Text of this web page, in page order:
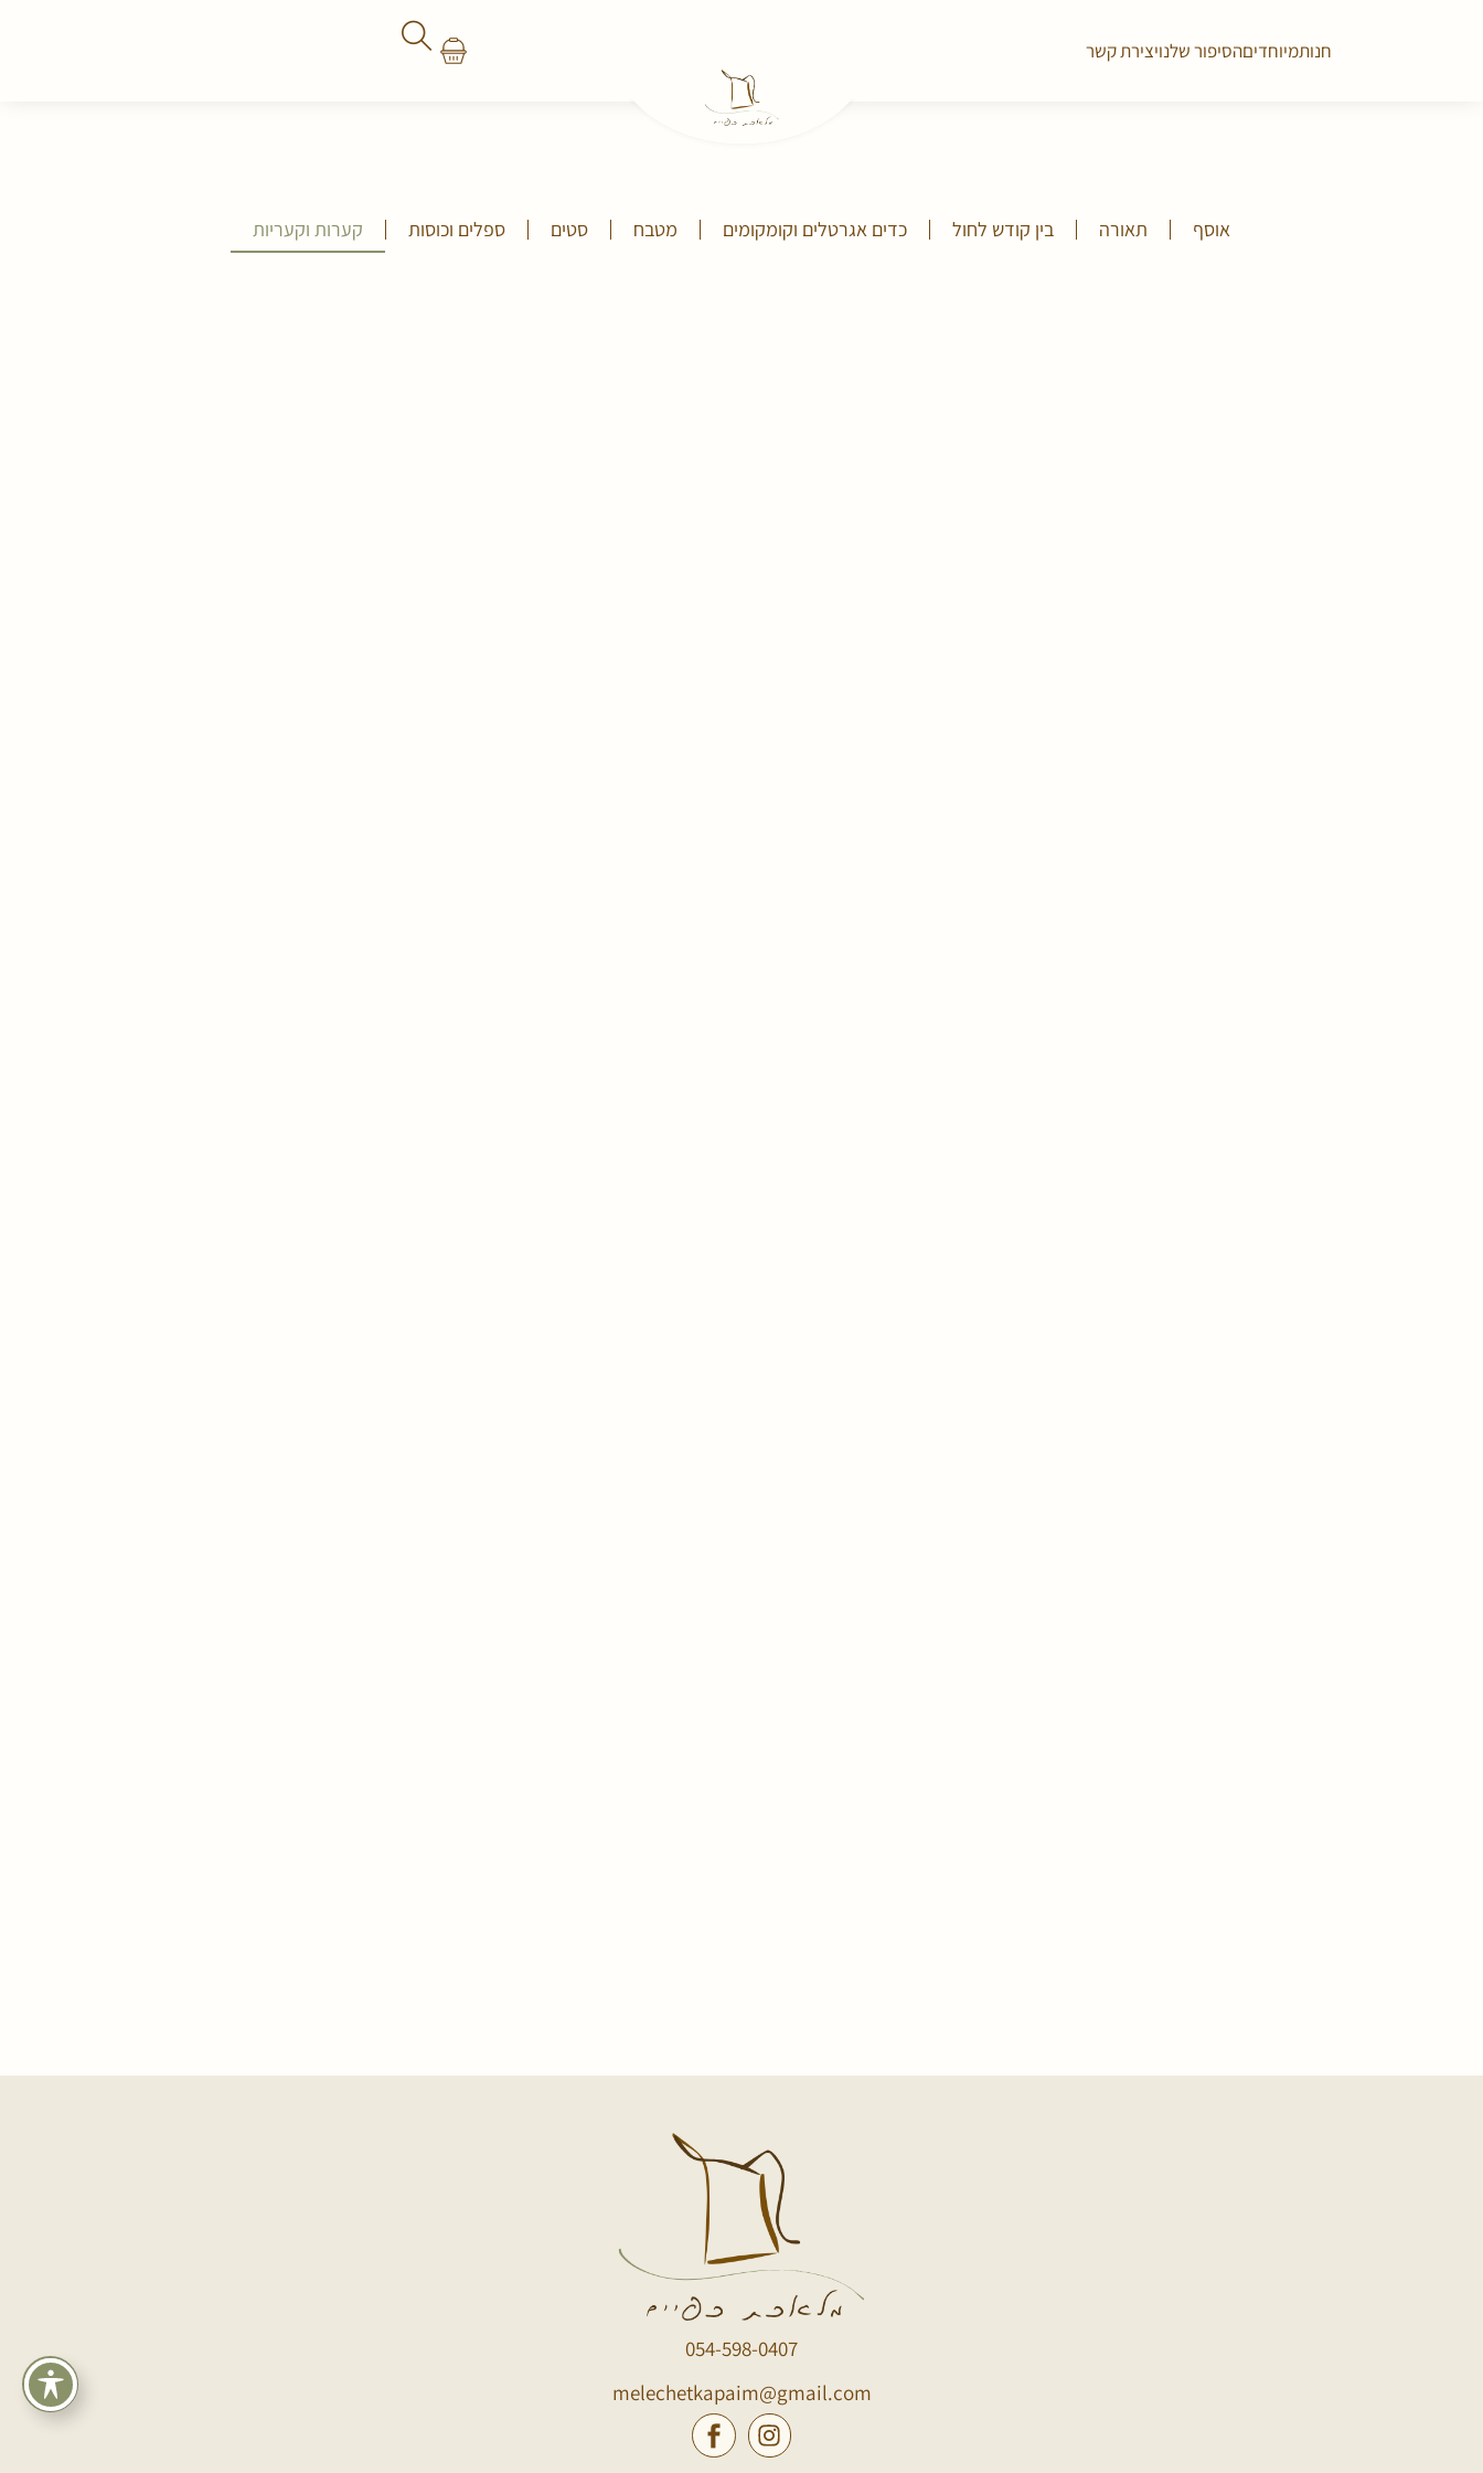
חנותמיוחדיםהסיפור שלנויצירת קשר
אוסף תאורה בין קודש לחול כדים אגרטלים וקומקומים מטבח סטים ספלים וכוסות קערות וקעריות
054-598-0407
melechetkapaim@gmail.com